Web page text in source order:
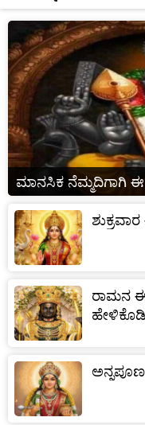
ಮಾನಸಿಕ ನೆಮ್ಮದಿಗಾಗಿ ಈ
ರಾಮನ ಈ
ಹೇಳಿಕೊಡಿ